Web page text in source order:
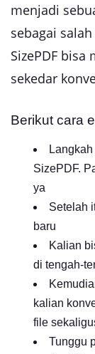
menjadi
sebagai
SizePDF
sekedar
Berikut cara
SizePDF.
ya
Setelah
baru
Kalian
di tengah-
kalian
file
Tunggu